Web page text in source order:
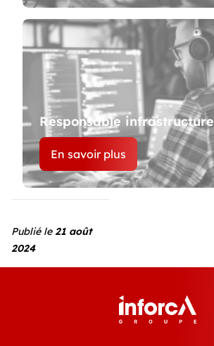
Publié le21 août
2024
Responsable infrastructure
En savoir plus